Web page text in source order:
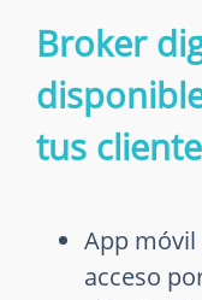
Broker
tus
App móvil
acceso